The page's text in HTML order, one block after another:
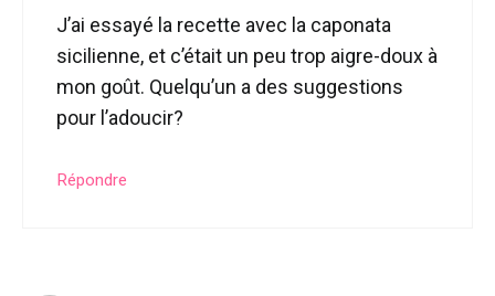
J’ai essayé la recette avec la caponata
sicilienne, et c’était un peu trop aigre-doux à
mon goût. Quelqu’un a des suggestions
pour l’adoucir?
Répondre